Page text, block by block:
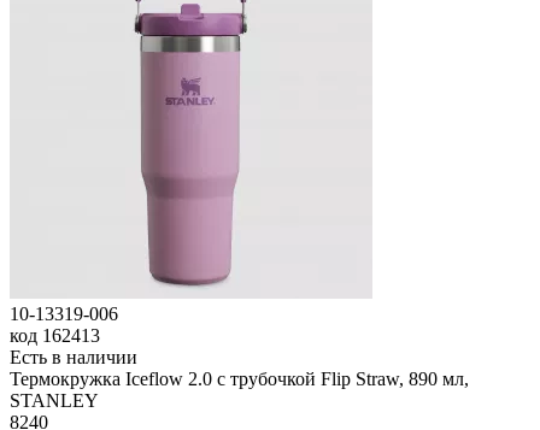
10-13319-006
код 162413
Есть в наличии
Термокружка Iceflow 2.0 с трубочкой Flip Straw, 890 мл,
STANLEY
8240